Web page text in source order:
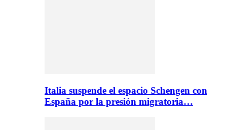
Italia suspende el espacio Schengen con
España por la presión migratoria…